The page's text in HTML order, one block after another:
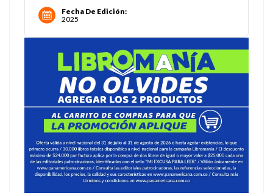
Fecha De Edición:
2025